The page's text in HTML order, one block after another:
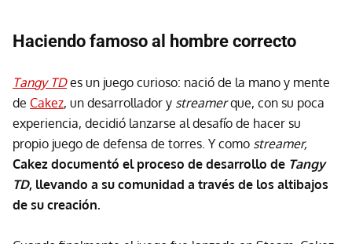
Haciendo famoso al hombre correcto
Tangy TDes un juego curioso: nació de la mano y mente
de Cakez, un desarrollador y streamerque, con su poca
experiencia, decidió lanzarse al desafío de hacer su
propio juego de defensa de torres. Y como streamer,
Cakez documentó el proceso de desarrollo de Tangy
TD, llevando a su comunidad a través de los altibajos
de su creación.